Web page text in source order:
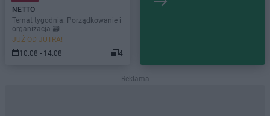
NETTO
Temat tygodnia: Porządkowanie i
organizacja 🗃️
JUŻ OD JUTRA!
10.08 - 14.08
4
Reklama